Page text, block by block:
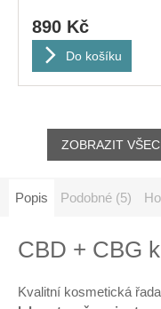
890 Kč
Do košíku
ZOBRAZIT
Popis Podobné (5)
CBD + CBG
Kvalitní kosmetická řada